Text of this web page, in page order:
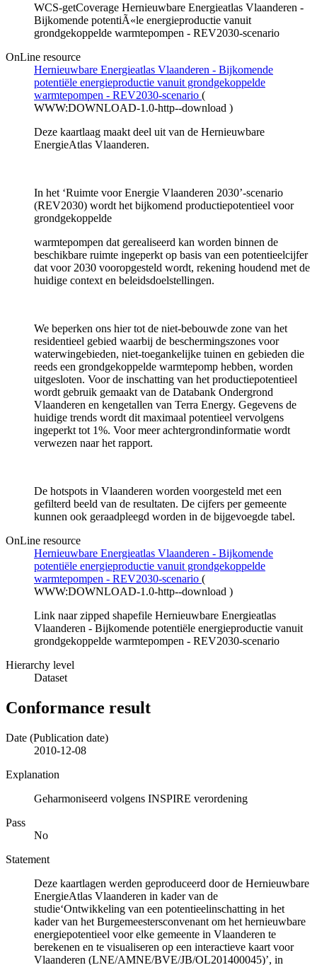
WCS-getCoverage Hernieuwbare Energieatlas Vlaanderen -
Bijkomende potentiÃ«le energieproductie vanuit
grondgekoppelde warmtepompen - REV2030-scenario
OnLine resource
Hernieuwbare Energieatlas Vlaanderen - Bijkomende
potentiële energieproductie vanuit grondgekoppelde
warmtepompen - REV2030-scenario (
WWW:DOWNLOAD-1.0-http--download )
Deze kaartlaag maakt deel uit van de Hernieuwbare
EnergieAtlas Vlaanderen.
In het ‘Ruimte voor Energie Vlaanderen 2030’-scenario
(REV2030) wordt het bijkomend productiepotentieel voor
grondgekoppelde
warmtepompen dat gerealiseerd kan worden binnen de
beschikbare ruimte ingeperkt op basis van een potentieelcijfer
dat voor 2030 vooropgesteld wordt, rekening houdend met de
huidige context en beleidsdoelstellingen.
We beperken ons hier tot de niet-bebouwde zone van het
residentieel gebied waarbij de beschermingszones voor
waterwingebieden, niet-toegankelijke tuinen en gebieden die
reeds een grondgekoppelde warmtepomp hebben, worden
uitgesloten. Voor de inschatting van het productiepotentieel
wordt gebruik gemaakt van de Databank Ondergrond
Vlaanderen en kengetallen van Terra Energy. Gegevens de
huidige trends wordt dit maximaal potentieel vervolgens
ingeperkt tot 1%. Voor meer achtergrondinformatie wordt
verwezen naar het rapport.
De hotspots in Vlaanderen worden voorgesteld met een
gefilterd beeld van de resultaten. De cijfers per gemeente
kunnen ook geraadpleegd worden in de bijgevoegde tabel.
OnLine resource
Hernieuwbare Energieatlas Vlaanderen - Bijkomende
potentiële energieproductie vanuit grondgekoppelde
warmtepompen - REV2030-scenario (
WWW:DOWNLOAD-1.0-http--download )
Link naar zipped shapefile Hernieuwbare Energieatlas
Vlaanderen - Bijkomende potentiële energieproductie vanuit
grondgekoppelde warmtepompen - REV2030-scenario
Hierarchy level
Dataset
Conformance result
Date (Publication date)
2010-12-08
Explanation
Geharmoniseerd volgens INSPIRE verordening
Pass
No
Statement
Deze kaartlagen werden geproduceerd door de Hernieuwbare
EnergieAtlas Vlaanderen in kader van de
studie‘Ontwikkeling van een potentieelinschatting in het
kader van het Burgemeestersconvenant om het hernieuwbare
energiepotentieel voor elke gemeente in Vlaanderen te
berekenen en te visualiseren op een interactieve kaart voor
Vlaanderen (LNE/AMNE/BVE/JB/OL201400045)’, in